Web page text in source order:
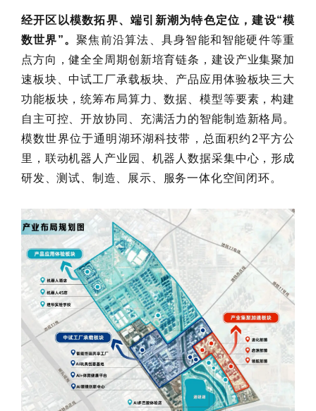
经开区以模数拓界、端引新潮为特色定位，建设“模
数世界”。聚焦前沿算法、具身智能和智能硬件等重
点方向，健全全周期创新培育链条，建设产业集聚加
速板块、中试工厂承载板块、产品应用体验板块三大
功能板块，统筹布局算力、数据、模型等要素，构建
自主可控、开放协同、充满活力的智能制造新格局。
模数世界位于通明湖环湖科技带，总面积约2平方公
里，联动机器人产业园、机器人数据采集中心，形成
研发、测试、制造、展示、服务一体化空间闭环。